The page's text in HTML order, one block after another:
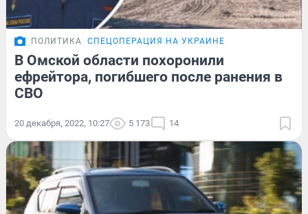
ПОЛИТИКА СПЕЦОПЕРАЦИЯ НА УКРАИНЕ
В Омской области похоронили
ефрейтора, погибшего после ранения в
СВО
20 декабря, 2022, 10:27 5 173 14